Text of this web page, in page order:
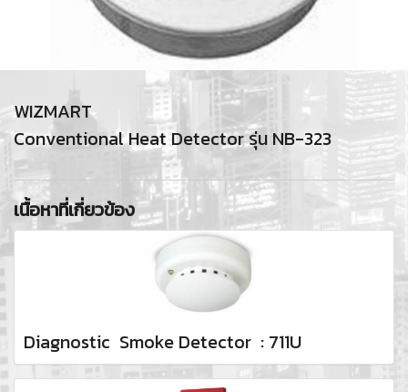
WIZMART
Conventional Heat Detector รุ่น NB-323
เนื้อหาที่เกี่ยวข้อง
Diagnostic Smoke Detector : 711U